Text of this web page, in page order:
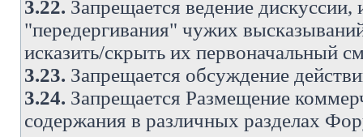
3.22. Запрещается ведение
"передергивания" чужих
исказить/скрыть их первоначальный
3.23. Запрещается обсуждение
3.24. Запрещается Размещение
содержания в различных разделах